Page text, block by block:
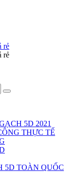
5D 2021
THỰC TẾ
TOÀN QUỐC